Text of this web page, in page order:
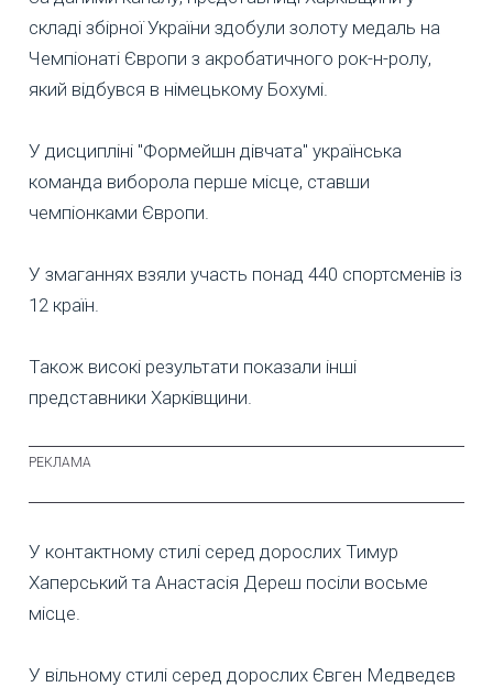
складі збірної України здобули золоту медаль на
Чемпіонаті Європи з акробатичного рок-н-ролу,
який відбувся в німецькому Бохумі.
У дисципліні "Формейшн дівчата" українська
команда виборола перше місце, ставши
чемпіонками Європи.
У змаганнях взяли участь понад 440 спортсменів із
12 країн.
Також високі результати показали інші
представники Харківщини.
У контактному стилі серед дорослих Тимур
Хаперський та Анастасія Дереш посіли восьме
місце.
У вільному стилі серед дорослих Євген Медведєв